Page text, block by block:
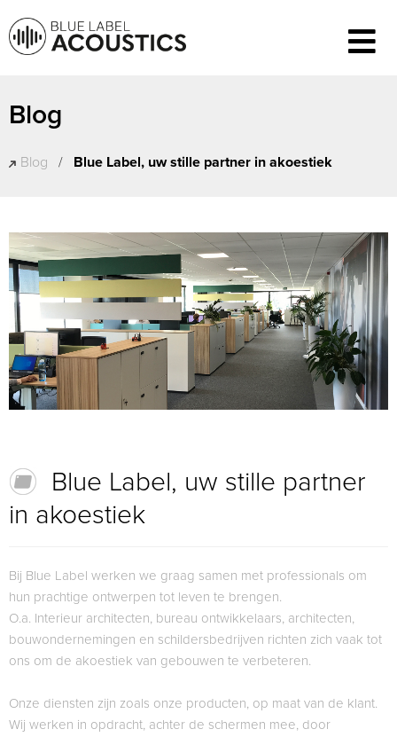
Blog
Blog / Blue Label, uw stille partner in akoestiek
Blue Label, uw stille partner
in akoestiek
Bij Blue Label werken we graag samen met professionals om
hun prachtige ontwerpen tot leven te brengen.
O.a. Interieur architecten, bureau ontwikkelaars, architecten,
bouwondernemingen en schildersbedrijven richten zich vaak tot
ons om de akoestiek van gebouwen te verbeteren.
Onze diensten zijn zoals onze producten, op maat van de klant.
Wij werken in opdracht, achter de schermen mee, door